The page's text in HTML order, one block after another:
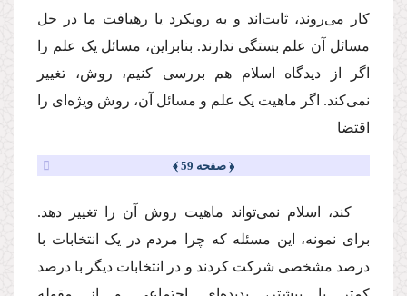
کار می‌روند، ثابت‌اند و به رویکرد یا رهیافت ما در حل
مسائل آن علم بستگی ندارند. بنابراین، مسائل یک علم را
اگر از دیدگاه اسلام هم بررسی کنیم، روش، تغییر
نمی‌کند. اگر ماهیت یک علم و مسائل آن، روش ویژه‌ای را
اقتضا
﴿ صفحه 59 ﴾
کند، اسلام نمی‌تواند ماهیت روش آن را تغییر دهد.
برای نمونه، این مسئله که چرا مردم در یک انتخابات با
درصد مشخصی شرکت کردند و در انتخابات دیگر با درصد